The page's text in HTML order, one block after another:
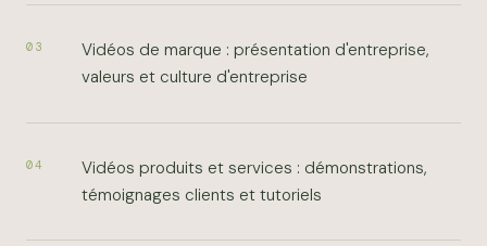
03
Vidéos de marque : présentation d'entreprise,
valeurs et culture d'entreprise
04
Vidéos produits et services : démonstrations,
témoignages clients et tutoriels